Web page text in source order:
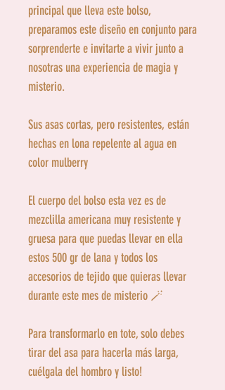
principal que lleva este bolso,
preparamos este diseño en conjunto para
sorprenderte e invitarte a vivir junto a
nosotras una experiencia de magia y
misterio.
Sus asas cortas, pero resistentes, están
hechas en lona repelente al agua en
color mulberry
El cuerpo del bolso esta vez es de
mezclilla americana muy resistente y
gruesa para que puedas llevar en ella
estos 500 gr de lana y todos los
accesorios de tejido que quieras llevar
durante este mes de misterio 🪄
Para transformarlo en tote, solo debes
tirar del asa para hacerla más larga,
cuélgala del hombro y listo!